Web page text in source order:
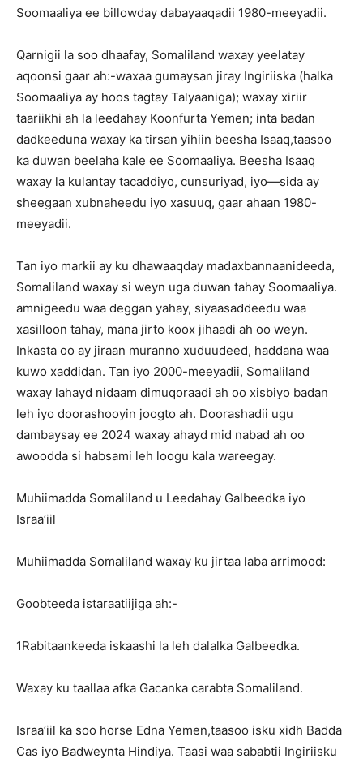
Soomaaliya ee billowday dabayaaqadii 1980-meeyadii.
Qarnigii la soo dhaafay, Somaliland waxay yeelatay
aqoonsi gaar ah:-waxaa gumaysan jiray Ingiriiska (halka
Soomaaliya ay hoos tagtay Talyaaniga); waxay xiriir
taariikhi ah la leedahay Koonfurta Yemen; inta badan
dadkeeduna waxay ka tirsan yihiin beesha Isaaq,taasoo
ka duwan beelaha kale ee Soomaaliya. Beesha Isaaq
waxay la kulantay tacaddiyo, cunsuriyad, iyo—sida ay
sheegaan xubnaheedu iyo xasuuq, gaar ahaan 1980-
meeyadii.
Tan iyo markii ay ku dhawaaqday madaxbannaanideeda,
Somaliland waxay si weyn uga duwan tahay Soomaaliya.
amnigeedu waa deggan yahay, siyaasaddeedu waa
xasilloon tahay, mana jirto koox jihaadi ah oo weyn.
Inkasta oo ay jiraan muranno xuduudeed, haddana waa
kuwo xaddidan. Tan iyo 2000-meeyadii, Somaliland
waxay lahayd nidaam dimuqoraadi ah oo xisbiyo badan
leh iyo doorashooyin joogto ah. Doorashadii ugu
dambaysay ee 2024 waxay ahayd mid nabad ah oo
awoodda si habsami leh loogu kala wareegay.
Muhiimadda Somaliland u Leedahay Galbeedka iyo
Israa’iil
Muhiimadda Somaliland waxay ku jirtaa laba arrimood:
Goobteeda istaraatiijiga ah:-
1Rabitaankeeda iskaashi la leh dalalka Galbeedka.
Waxay ku taallaa afka Gacanka carabta Somaliland.
Israa’iil ka soo horse Edna Yemen,taasoo isku xidh Badda
Cas iyo Badweynta Hindiya. Taasi waa sababtii Ingiriisku